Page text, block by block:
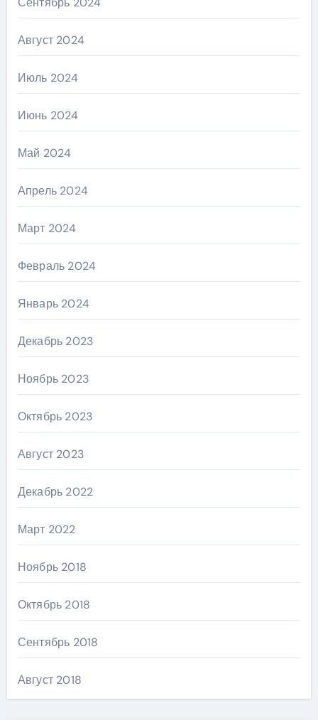
Август 2024
Июль 2024
Июнь 2024
Май 2024
Апрель 2024
Март 2024
Февраль 2024
Январь 2024
Декабрь 2023
Ноябрь 2023
Октябрь 2023
Август 2023
Декабрь 2022
Март 2022
Ноябрь 2018
Октябрь 2018
Сентябрь 2018
Август 2018